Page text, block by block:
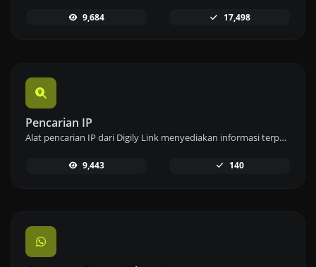
9,684 17,498
Pencarian IP
Alat pencarian IP dari Digily Link menyediakan informasi terperinci tentang alamat IP mana pun. Gunakan layanan online gratis ini untuk mendapatkan data IP yang komprehensif.
9,443 140